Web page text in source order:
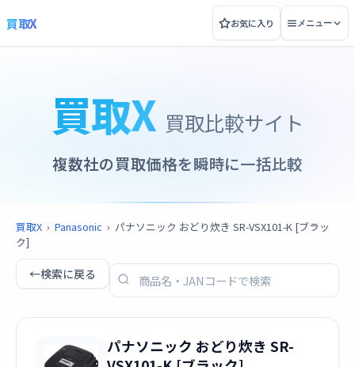
買取X お気に入り メニュー
買取X 買取比較サイト
複数社の買取価格を瞬時に一括比較
買取X › Panasonic › パナソニック おどり炊き SR-VSX101-K [ブラッ
ク]
←検索に戻る
パナソニック おどり炊き SR-